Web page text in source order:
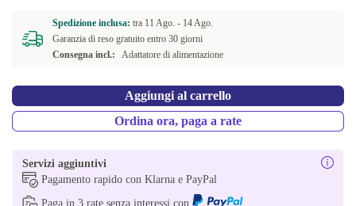
Spedizione inclusa: tra 11 Ago. - 14 Ago.
Garanzia di reso gratuito entro 30 giorni
Consegna incl.:
Adattatore di alimentazione
Aggiungi al carrello
Ordina ora, paga a rate
Servizi aggiuntivi
Pagamento rapido con Klarna e PayPal
Paga in 3 rate senza interessi con